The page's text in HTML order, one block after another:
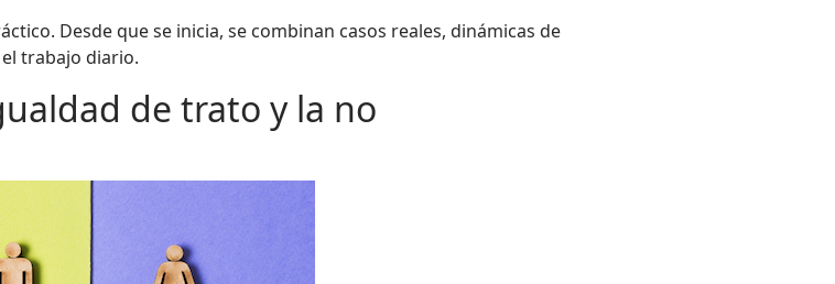
Desde que se inicia, se combinan casos reales, dinámicas de
trabajo diario.
de trato y la no